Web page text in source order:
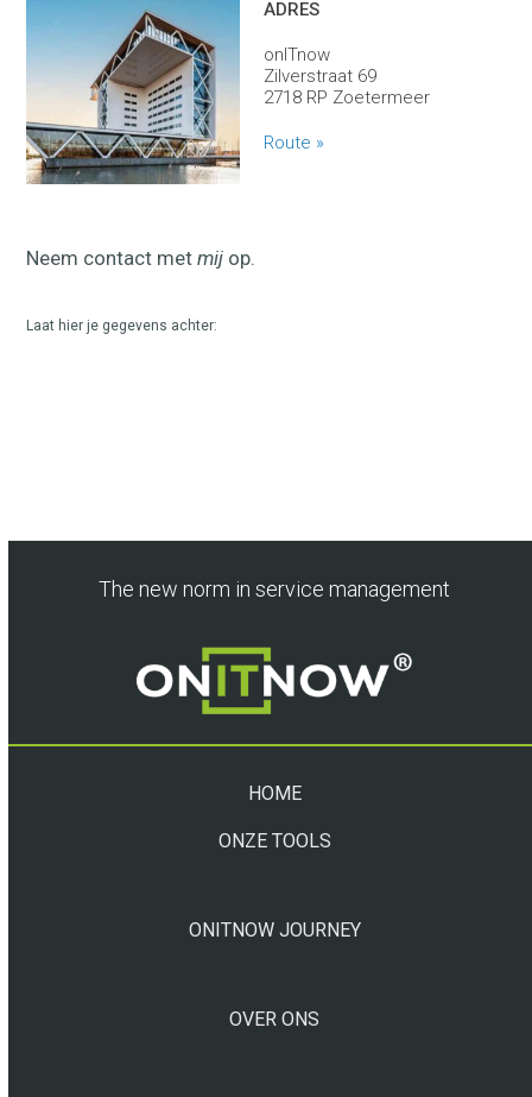
ADRES
onITnow
Zilverstraat 69
2718 RP Zoetermeer
Route »
Neem contact metmij op.
Laat hier je gegevens achter:
The new norm in service management
HOME
ONZE TOOLS
ONITNOW JOURNEY
OVER ONS